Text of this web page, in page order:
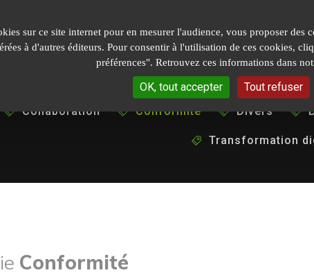
Collaboration Conformité Divers
Transformation
Conformité
sur ce site internet pour en mesurer l'audience, vous proposer
à d'autres éditeurs. Pour consentir à l'utilisation de ces cookies,
préférences". Retrouvez ces informations dans
OK, tout accepter Tout refuser